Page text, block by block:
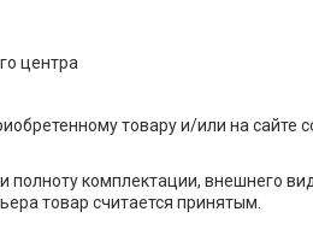
центра
товару и/или на сайте
полноту комплектации, внешнего
товар считается принятым.